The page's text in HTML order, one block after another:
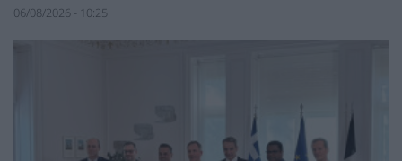
06/08/2026 - 10:25